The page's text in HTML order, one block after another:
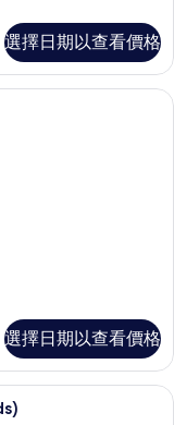
選擇日期以查看價格
室 (Mermaid Theme) | 1
選擇日期以查看價格
室 (Pirate Theme, Bunk